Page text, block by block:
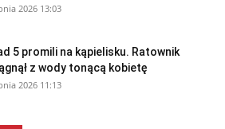
2026 13:03
5 promili na kąpielisku. Ratownik
z wody tonącą kobietę
2026 11:13